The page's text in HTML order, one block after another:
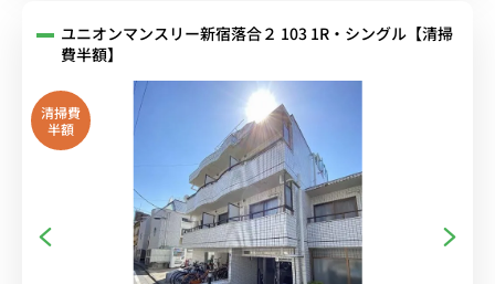
ユニオンマンスリー新宿落合２ 103 1R・シングル【清掃
費半額】
清掃費
半額